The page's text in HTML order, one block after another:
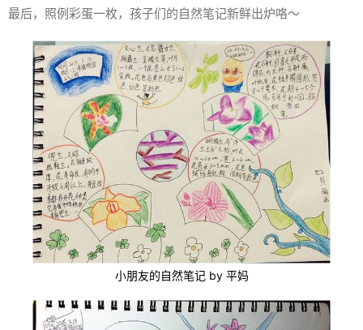
最后，照例彩蛋一枚，孩子们的自然笔记新鲜出炉咯～
小朋友的自然笔记 by 平妈